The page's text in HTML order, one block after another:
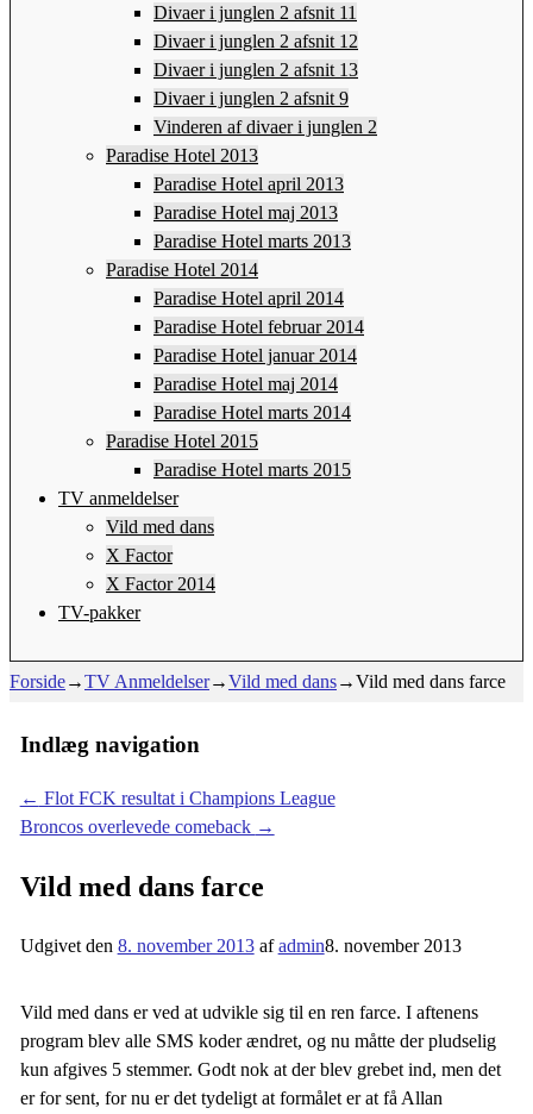
Divaer i junglen 2 afsnit 11
Divaer i junglen 2 afsnit 12
Divaer i junglen 2 afsnit 13
Divaer i junglen 2 afsnit 9
Vinderen af divaer i junglen 2
Paradise Hotel 2013
Paradise Hotel april 2013
Paradise Hotel maj 2013
Paradise Hotel marts 2013
Paradise Hotel 2014
Paradise Hotel april 2014
Paradise Hotel februar 2014
Paradise Hotel januar 2014
Paradise Hotel maj 2014
Paradise Hotel marts 2014
Paradise Hotel 2015
Paradise Hotel marts 2015
TV anmeldelser
Vild med dans
X Factor
X Factor 2014
TV-pakker
Forside→TV Anmeldelser→Vild med dans→Vild med dans farce
Indlæg navigation
← Flot FCK resultat i Champions League
Broncos overlevede comeback →
Vild med dans farce
Udgivet den 8. november 2013 afadmin8. november 2013
Vild med dans er ved at udvikle sig til en ren farce. I aftenens
program blev alle SMS koder ændret, og nu måtte der pludselig
kun afgives 5 stemmer. Godt nok at der blev grebet ind, men det
er for sent, for nu er det tydeligt at formålet er at få Allan